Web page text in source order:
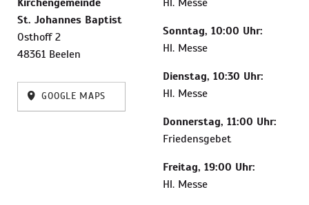
Kirchengemeinde
St. Johannes Baptist
Osthoff 2
48361 Beelen
GOOGLE MAPS
Hl. Messe
Sonntag, 10:00 Uhr:
Hl. Messe
Dienstag, 10:30 Uhr:
Hl. Messe
Donnerstag, 11:00 Uhr:
Friedensgebet
Freitag, 19:00 Uhr:
Hl. Messe